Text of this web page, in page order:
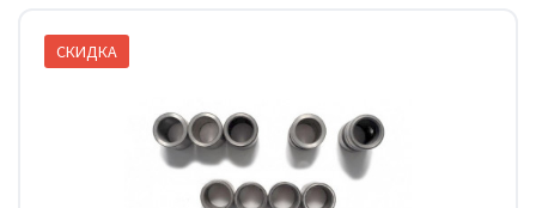
СКИДКА